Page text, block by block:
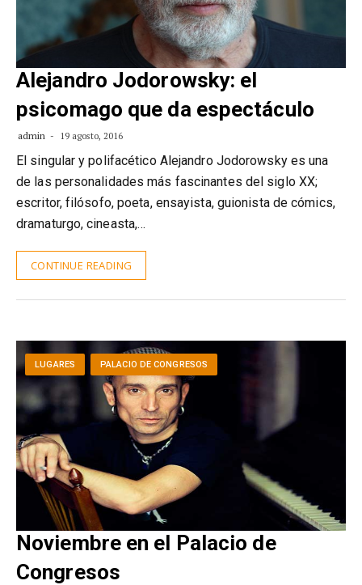
Alejandro Jodorowsky: el
psicomago que da espectáculo
admin 19 agosto, 2016
El singular y polifacético Alejandro Jodorowsky es una
de las personalidades más fascinantes del siglo XX;
escritor, filósofo, poeta, ensayista, guionista de cómics,
dramaturgo, cineasta,…
CONTINUE READING
LUGARES PALACIO DE CONGRESOS
Noviembre en el Palacio de
Congresos